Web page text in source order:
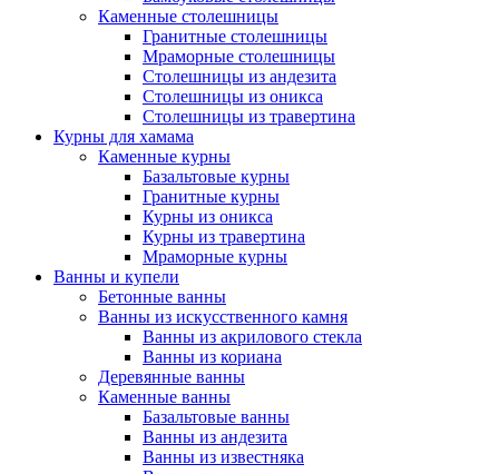
Каменные столешницы
Гранитные столешницы
Мраморные столешницы
Столешницы из андезита
Столешницы из оникса
Столешницы из травертина
Курны для хамама
Каменные курны
Базальтовые курны
Гранитные курны
Курны из оникса
Курны из травертина
Мраморные курны
Ванны и купели
Бетонные ванны
Ванны из искусственного камня
Ванны из акрилового стекла
Ванны из кориана
Деревянные ванны
Каменные ванны
Базальтовые ванны
Ванны из андезита
Ванны из известняка